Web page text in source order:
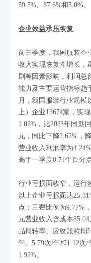
59.5%、37.6%和5.0%。
企业效益承压恢复
前三季度，我国服装企
收入实现恢复性增长，
剧等因素影响，利润总
能力及主要运营指标趋
月，我国服装行业规模
上）企业13674家，实
1.02%，比2023年同期
元，同比下降2.62%，
营业收入利润率为
高于一季度0.71个百分
行业亏损面收窄，运行
以上企业亏损面达
点；三费比例为9.77%
元营业收入含成本
品周转率、应收账款周
年、5.79次/年和1.12次/
1.92%。